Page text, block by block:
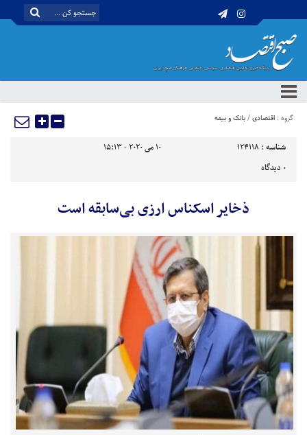
گروه : اقتصادی/بانک و بیمه
شناسه : 124118
10 می 2020 - 15:13
0 دیدگاه
ذخایر اسکناس ارزی بی‌سابقه است